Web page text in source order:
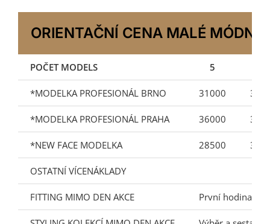
ORIENTAČNÍ CENA MALÉ MÓDNÍ
POČET MODELS 5
*MODELKA PROFESIONÁL BRNO 31000
*MODELKA PROFESIONÁL PRAHA 36000
*NEW FACE MODELKA 28500
OSTATNÍ VÍCENÁKLADY
FITTING MIMO DEN AKCE První hodina